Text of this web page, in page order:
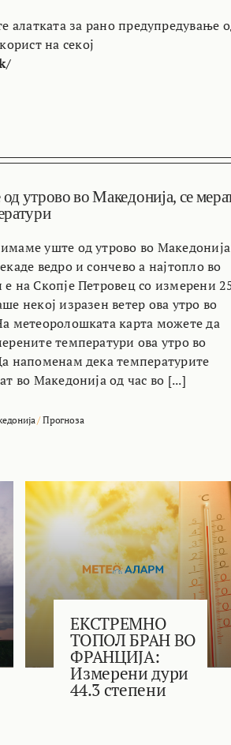
алатката за рано предупредување
на секој
утрово во Македонија, се
уште од утрово во
ведро и сончево а најтопло во
на Скопје Петровец со измерени
некој изразен ветер ова утро во
метеоролошката карта можете да
температури ова утро во
напоменам дека температурите
во Македонија од час во [...]
/Прогноза
ЕКСТРЕМНО
ТОПОЛ БРАН ВО
ФРАНЦИЈА:
Измерени дури
44.3 степени